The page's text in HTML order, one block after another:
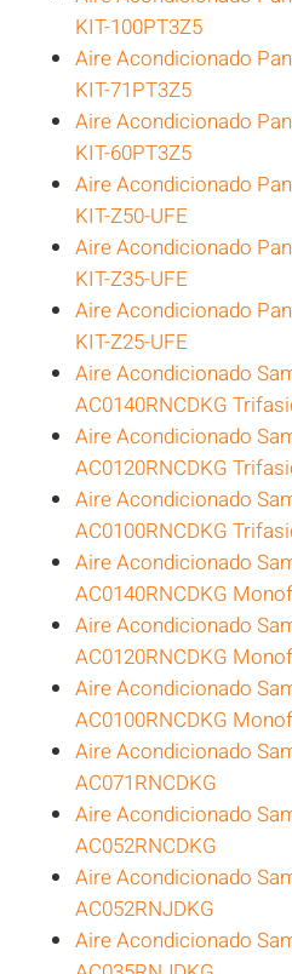
KIT-100PT3Z5
Aire Acondicionado
KIT-71PT3Z5
Aire Acondicionado
KIT-60PT3Z5
Aire Acondicionado
KIT-Z50-UFE
Aire Acondicionado
KIT-Z35-UFE
Aire Acondicionado
KIT-Z25-UFE
Aire Acondicionado
AC0140RNCDKG
Aire Acondicionado
AC0120RNCDKG
Aire Acondicionado
AC0100RNCDKG
Aire Acondicionado
AC0140RNCDKG
Aire Acondicionado
AC0120RNCDKG
Aire Acondicionado
AC0100RNCDKG
Aire Acondicionado
AC071RNCDKG
Aire Acondicionado
AC052RNCDKG
Aire Acondicionado
AC052RNJDKG
Aire Acondicionado